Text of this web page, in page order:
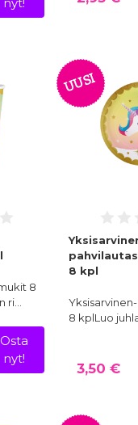
8
ri…
Osta
nyt!
UUSI
8 kpl
8 kplLuo
3,50 €